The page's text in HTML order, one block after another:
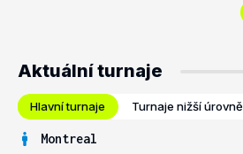
Aktuální turnaje
Hlavní turnaje Turnaje nižší úrovně
Montreal